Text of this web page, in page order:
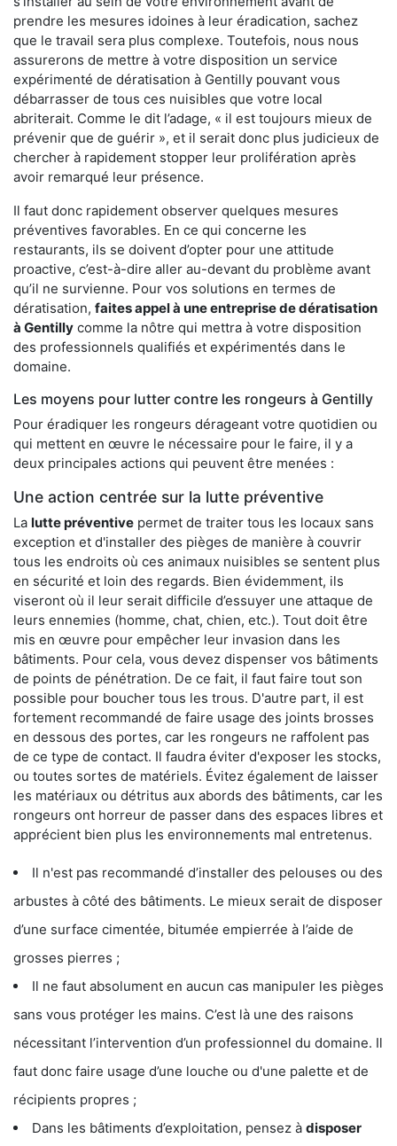
prendre les mesures idoines à leur éradication, sachez
que le travail sera plus complexe. Toutefois, nous nous
assurerons de mettre à votre disposition un service
expérimenté de dératisation à Gentilly pouvant vous
débarrasser de tous ces nuisibles que votre local
abriterait. Comme le dit l’adage, « il est toujours mieux de
prévenir que de guérir », et il serait donc plus judicieux de
chercher à rapidement stopper leur prolifération après
avoir remarqué leur présence.
Il faut donc rapidement observer quelques mesures
préventives favorables. En ce qui concerne les
restaurants, ils se doivent d’opter pour une attitude
proactive, c’est-à-dire aller au-devant du problème avant
qu’il ne survienne. Pour vos solutions en termes de
dératisation, faites appel à une entreprise de dératisation
à Gentilly comme la nôtre qui mettra à votre disposition
des professionnels qualifiés et expérimentés dans le
domaine.
Les moyens pour lutter contre les rongeurs à Gentilly
Pour éradiquer les rongeurs dérageant votre quotidien ou
qui mettent en œuvre le nécessaire pour le faire, il y a
deux principales actions qui peuvent être menées :
Une action centrée sur la lutte préventive
La lutte préventive permet de traiter tous les locaux sans
exception et d'installer des pièges de manière à couvrir
tous les endroits où ces animaux nuisibles se sentent plus
en sécurité et loin des regards. Bien évidemment, ils
viseront où il leur serait difficile d’essuyer une attaque de
leurs ennemies (homme, chat, chien, etc.). Tout doit être
mis en œuvre pour empêcher leur invasion dans les
bâtiments. Pour cela, vous devez dispenser vos bâtiments
de points de pénétration. De ce fait, il faut faire tout son
possible pour boucher tous les trous. D'autre part, il est
fortement recommandé de faire usage des joints brosses
en dessous des portes, car les rongeurs ne raffolent pas
de ce type de contact. Il faudra éviter d'exposer les stocks,
ou toutes sortes de matériels. Évitez également de laisser
les matériaux ou détritus aux abords des bâtiments, car les
rongeurs ont horreur de passer dans des espaces libres et
apprécient bien plus les environnements mal entretenus.
Il n'est pas recommandé d’installer des pelouses ou des
arbustes à côté des bâtiments. Le mieux serait de disposer
d’une surface cimentée, bitumée empierrée à l’aide de
grosses pierres ;
Il ne faut absolument en aucun cas manipuler les pièges
sans vous protéger les mains. C’est là une des raisons
nécessitant l’intervention d’un professionnel du domaine. Il
faut donc faire usage d’une louche ou d'une palette et de
récipients propres ;
Dans les bâtiments d’exploitation, pensez à disposer